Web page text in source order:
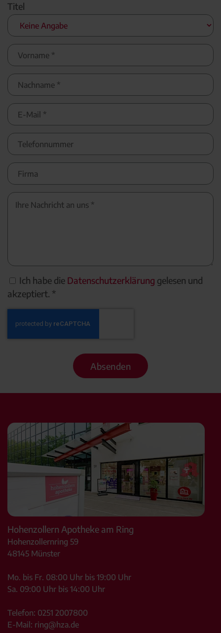
Titel
Ich habe die Datenschutzerklärung gelesen und
akzeptiert. *
Absenden
Hohenzollern Apotheke am Ring
Hohenzollernring 59
48145 Münster
Mo. bis Fr. 08:00 Uhr bis 19:00 Uhr
Sa. 09:00 Uhr bis 14:00 Uhr
Telefon: 0251 2007800
E-Mail: ring@hza.de